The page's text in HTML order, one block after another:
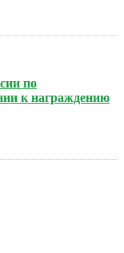
по
к награждению